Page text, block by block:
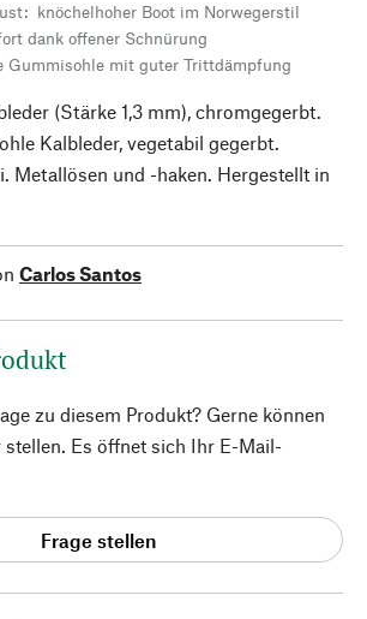
knöchelhoher Boot im Norwegerstil
dank offener Schnürung
Gummisohle mit guter Trittdämpfung
(Stärke 1,3 mm), chromgegerbt.
Kalbleder, vegetabil gegerbt.
Metallösen und -haken. Hergestellt in
Carlos Santos
zu diesem Produkt? Gerne können
stellen. Es öffnet sich Ihr E-Mail-
Frage stellen